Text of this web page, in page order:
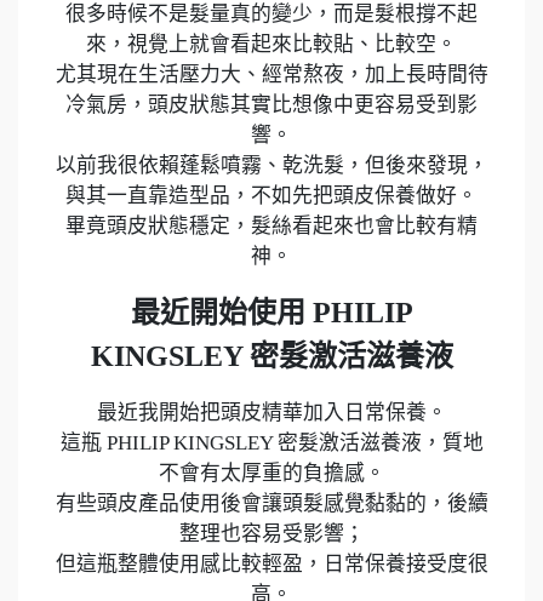
很多時候不是髮量真的變少，而是髮根撐不起
來，視覺上就會看起來比較貼、比較空。
尤其現在生活壓力大、經常熬夜，加上長時間待
冷氣房，頭皮狀態其實比想像中更容易受到影
響。
以前我很依賴蓬鬆噴霧、乾洗髮，但後來發現，
與其一直靠造型品，不如先把頭皮保養做好。
畢竟頭皮狀態穩定，髮絲看起來也會比較有精
神。
最近開始使用 PHILIP
KINGSLEY 密髮激活滋養液
最近我開始把頭皮精華加入日常保養。
這瓶 PHILIP KINGSLEY 密髮激活滋養液， 質地
不會有太厚重的負擔感。
有些頭皮產品使用後會讓頭髮感覺黏黏的，後續
整理也容易受影響；
但這瓶整體使用感比較輕盈，日常保養接受度很
高。